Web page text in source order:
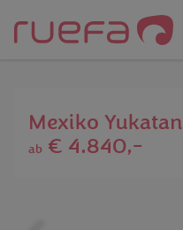
Zum Hauptinhalt springen
Mexiko Yukatan
ab € 4.840,-